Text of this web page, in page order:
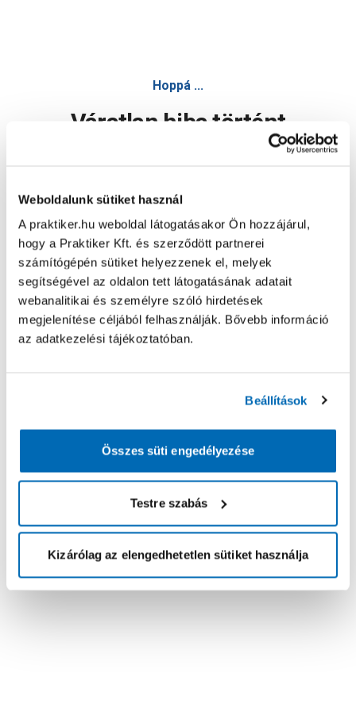
Weboldalunk sütiket használ
A praktiker.hu weboldal látogatásakor Ön hozzájárul,
hogy a Praktiker Kft. és szerződött partnerei
számítógépén sütiket helyezzenek el, melyek
segítségével az oldalon tett látogatásának adatait
webanalitikai és személyre szóló hirdetések
megjelenítése céljából felhasználják. Bővebb információ
az adatkezelési tájékoztatóban.
Beállítások
Összes süti engedélyezése
Testre szabás
Kizárólag az elengedhetetlen sütiket használja
Hoppá ...
Váratlan hiba történt
Oldal újratöltése